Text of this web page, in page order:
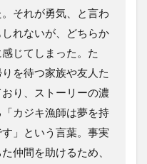
それが勇気、と言わ
れないが、どちらか
じてしまった。た
を待つ家族や友人た
り、ストーリーの濃
カジキ漁師は夢を持
」という言葉。事実
仲間を助けるため、